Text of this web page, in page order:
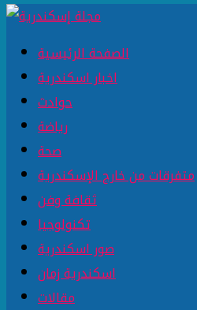
الصفحة الرئيسية
اخبار اسكندرية
حوادث
رياضة
صحة
متفرقات من خارج الإسكندرية
ثقافة وفن
تكنولوجيا
صور اسكندرية
اسكندرية زمان
مقالات